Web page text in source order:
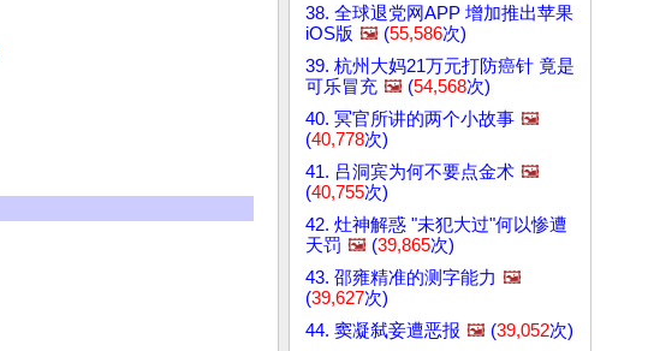
38. 全球退党网APP 增加推出苹果
iOS版 🖼️ (55,586次)
39. 杭州大妈21万元打防癌针 竟是
可乐冒充 🖼️ (54,568次)
40. 冥官所讲的两个小故事 🖼️
(40,778次)
41. 吕洞宾为何不要点金术 🖼️
(40,755次)
42. 灶神解惑 "未犯大过"何以惨遭
天罚 🖼️ (39,865次)
43. 邵雍精准的测字能力 🖼️
(39,627次)
44. 窦凝弑妾遭恶报 🖼️ (39,052次)